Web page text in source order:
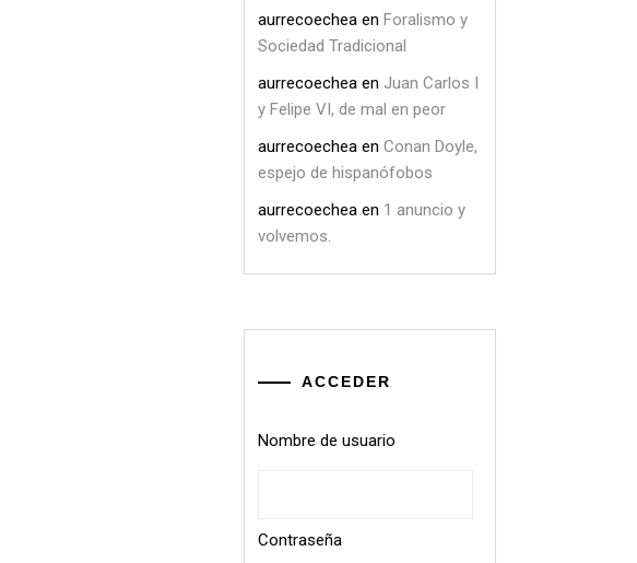
aurrecoechea en Foralismo y
Sociedad Tradicional
aurrecoechea en Juan Carlos I
y Felipe VI, de mal en peor
aurrecoechea en Conan Doyle,
espejo de hispanófobos
aurrecoechea en 1 anuncio y
volvemos.
ACCEDER
Nombre de usuario
Contraseña